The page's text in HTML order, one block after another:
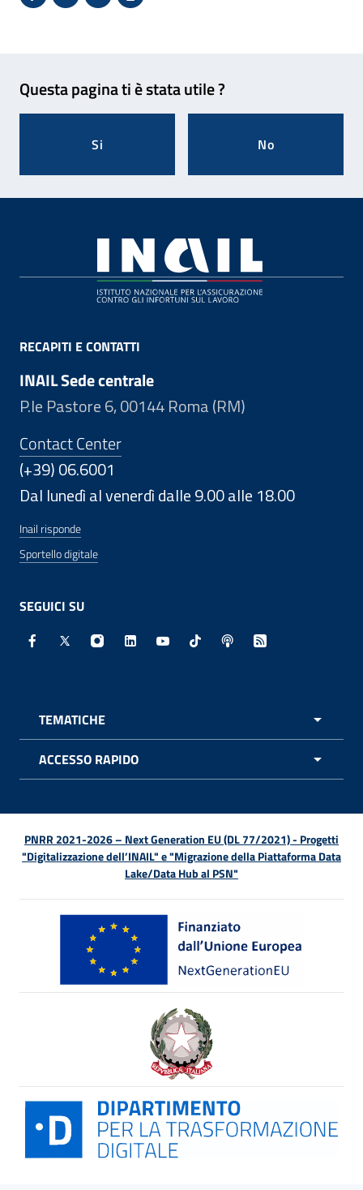
Condividi su Facebook - Sito esterno - Apertura in
X - Sito esterno - Apertura in nuova finestra
Invio Mail: apre il programma di posta
Stampa pagina: scelta meno
Questa pagina ti è stata utile ?
Si No
RECAPITI E CONTATTI
INAIL Sede centrale
P.le Pastore 6, 00144 Roma (RM)
Contact Center
(+39) 06.6001
Dal lunedì al venerdì dalle 9.00 alle 18.00
Inail risponde
Sportello digitale
SEGUICI SU
Facebook - Sito esterno - Apertura in nuova finestra
X - Sito esterno - Apertura in nuova finestra
Instagram - Sito esterno - Apertura in
Linkedin - Sito esterno - Apertura in
Youtube - Sito esterno -
TikTok - Sito esterno -
Spreaker - Sito
Feed RSS -
TEMATICHE
ACCESSO RAPIDO
PNRR 2021-2026 – Next Generation EU (DL 77/2021) - Progetti
"Digitalizzazione dell’INAIL" e "Migrazione della Piattaforma Data
Lake/Data Hub al PSN"